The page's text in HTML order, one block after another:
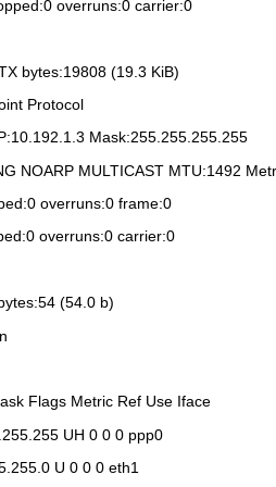
overruns:0 carrier:0
bytes:19808 (19.3 KiB)
Protocol
Mask:255.255.255.255
NOARP MULTICAST MTU:1492
overruns:0 frame:0
overruns:0 carrier:0
(54.0 b)
Flags Metric Ref Use Iface
UH 0 0 0 ppp0
U 0 0 0 eth1